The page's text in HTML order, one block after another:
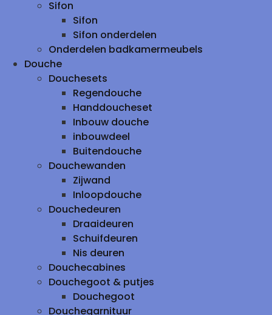
Sifon
Sifon
Sifon onderdelen
Onderdelen badkamermeubels
Douche
Douchesets
Regendouche
Handdoucheset
Inbouw douche
inbouwdeel
Buitendouche
Douchewanden
Zijwand
Inloopdouche
Douchedeuren
Draaideuren
Schuifdeuren
Nis deuren
Douchecabines
Douchegoot & putjes
Douchegoot
Douchegarnituur